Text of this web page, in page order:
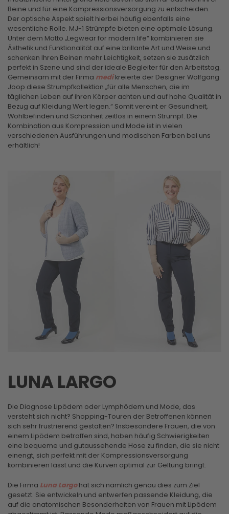
Beine und für eine Kompressionsversorgung zu entscheiden.
Der optische Aspekt spielt hierbei häufig ebenfalls eine
wesentliche Rolle. MJ-1 Strümpfe bieten eine optimale Lösung.
Unter dem Motto „Legwear for modern life“ kombinieren sie
Ästhetik und Funktionalität auf eine brillante Art und Weise und
schenken Ihren Beinen mehr Leichtigkeit, setzen sie zusätzlich
perfekt in Szene und sind der ideale Begleiter für den Arbeitstag.
Gemeinsam mit der Firma medi kreierte der Designer Wolfgang
Joop diese Strumpfkollektion „für alle Menschen, die im
täglichen Leben auf ihren Körper achten und auf hohe Qualität in
Bezug auf Kleidung Wert legen.“ Somit vereint er Gesundheit,
Wohlbefinden und Schönheit zeitlos in einem Strumpf. Die
Kombination aus Kompression und Mode ist in vielen
verschiedenen Ausführungen und modischen Farben bei uns
erhältlich!
LUNA LARGO
Die Diagnose Lipödem oder Lymphödem und Mode, das
versteht sich nicht? Shopping-Touren der Betroffenen können
sich sehr frustrierend gestalten? Insbesondere Frauen, die von
einem Lipödem betroffen sind, haben häufig Schwierigkeiten
eine bequeme und gutaussehende Hose zu finden, die sie nicht
einengt, sich perfekt mit der Kompressionsversorgung
kombinieren lässt und die Kurven optimal zur Geltung bringt.
Die Firma Luna Largohat sich nämlich genau dies zum Ziel
gesetzt. Sie entwickeln und entwerfen passende Kleidung, die
auf die anatomischen Besonderheiten von Frauen mit Lipödem